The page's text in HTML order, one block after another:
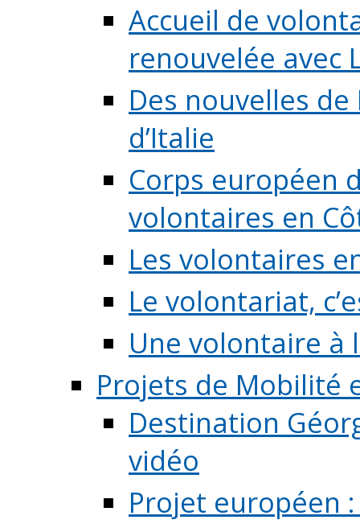
Accueil de
renouvelée avec
Des nouvelles
d’Italie
Corps européen
volontaires en
Les volontaires
Le volontariat,
Une volontaire à
Projets de Mobilité
Destination
vidéo
Projet européen